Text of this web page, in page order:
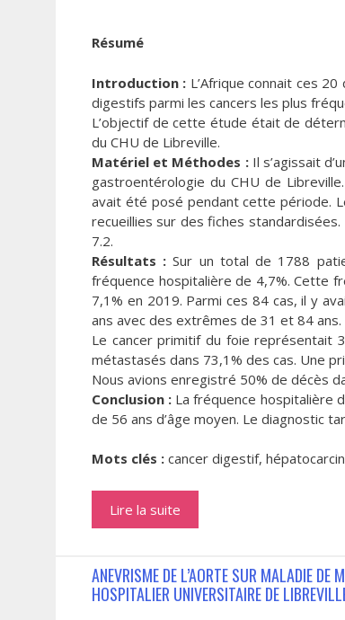
Résumé
Introduction : L’Afrique connait ces
digestifs parmi les cancers les plus
L’objectif de cette étude était de
du CHU de Libreville.
Matériel et Méthodes :Il s’agissait
gastroentérologie du CHU de
avait été posé pendant cette période.
recueillies sur des fiches
7.2.
Résultats : Sur un total de 1788
fréquence hospitalière de 4,7%. Cette
7,1% en 2019. Parmi ces 84 cas, il y
ans avec des extrêmes de 31 et 84 ans.
Le cancer primitif du foie représentait
métastasés dans 73,1% des cas. Une
Nous avions enregistré 50% de décès
Conclusion : La fréquence hospitalière
de 56 ans d’âge moyen. Le diagnostic
Mots clés : cancer digestif,
Lire la suite
ANEVRISME DE L’AORTE SUR MALADIE DE
HOSPITALIER UNIVERSITAIRE DE